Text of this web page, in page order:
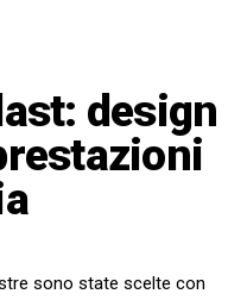
design
sono state scelte con